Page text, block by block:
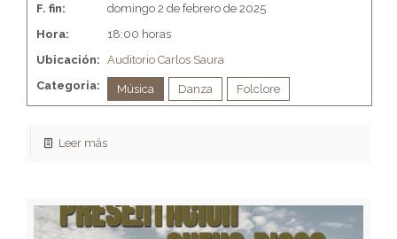
F. fin:
domingo 2 de febrero de 2025
Hora:
18:00 horas
Ubicación: Auditorio Carlos Saura
Categoria:
Música Danza Folclore
Leer más